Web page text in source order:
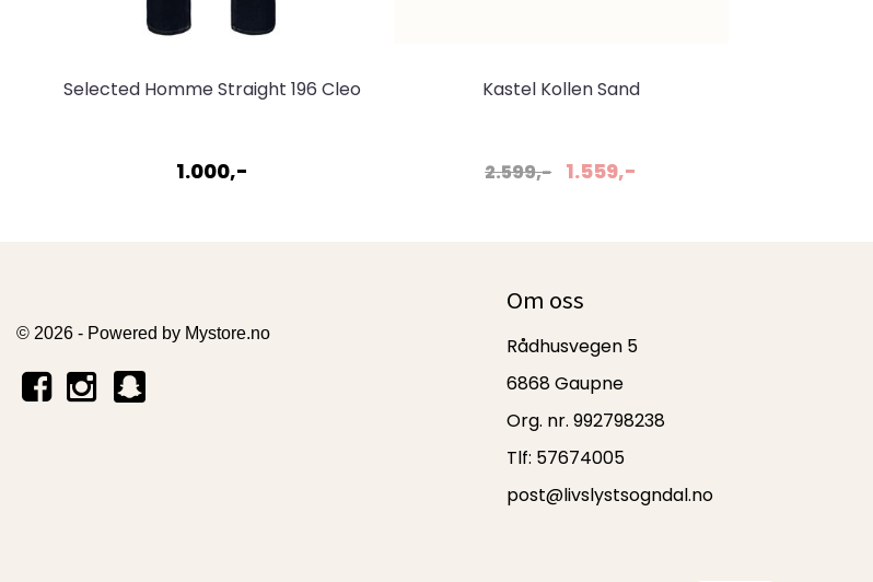
Selected Homme Straight 196 Cleo
1.000,-
Kastel Kollen Sand
2.599,- 1.559,-
© 2026 - Powered by Mystore.no
Om oss
Rådhusvegen 5
6868 Gaupne
Org. nr. 992798238
Tlf: 57674005
post@livslystsogndal.no